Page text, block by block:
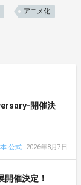
アニメ化
開催決
公式
2026年8月7日
開催決定！